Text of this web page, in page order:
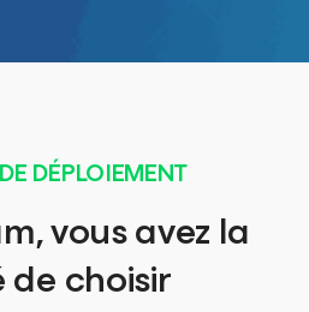
DÉPLOIEMENT
vous avez la
choisir